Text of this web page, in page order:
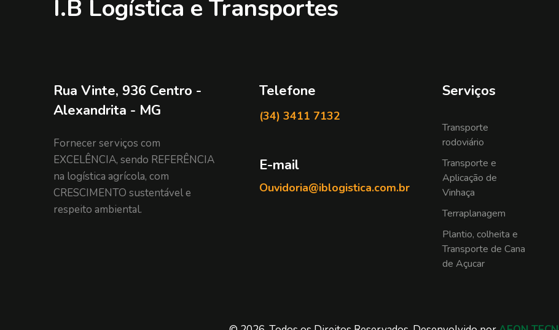
I.B Logística e Transportes
Rua Vinte, 936 Centro -
Alexandrita - MG
Fornecer serviços com
EXCELÊNCIA, sendo REFERÊNCIA
na logística agrícola, com
CRESCIMENTO sustentável e
respeito ambiental.
Telefone
(34) 3411 7132
E-mail
Ouvidoria@iblogistica.com.br
Serviços
Transporte
rodoviário
Transporte e
Aplicação de
Vinhaça
Terraplanagem
Plantio, colheita e
Transporte de Cana
de Açucar